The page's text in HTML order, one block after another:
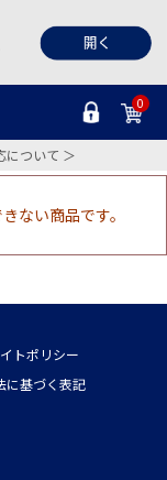
0
について ＞
ない商品です。
トポリシー
に基づく表記